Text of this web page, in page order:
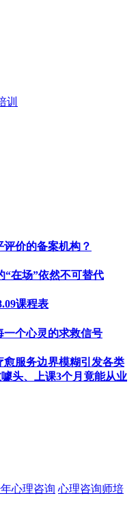
训
价的备案机构？
在场”依然不可替代
课程表
个心灵的求救信号
服务边界模糊引发各类
头、上课3个月竟能从业
心理咨询 心理咨询师培